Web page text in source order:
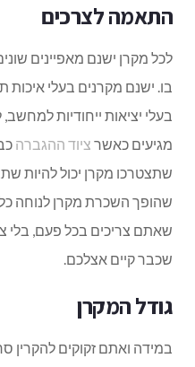
התאמה לצרכים
לכל מקרן ישנם מאפיינים
בו. ישנם מקרנים בעלי
בעלי יציאות ייחודיות
מגיעים כאשר ציוד ההגברה
שתצטרכו מקרן יכול להיות
שהופך השכרת מקרן לנוחה כל
שאתם צריכים בכל פעם, בלי
שכבר קיים אצלכם.
גודל המקרן
במידה ואתם זקוקים להקרין